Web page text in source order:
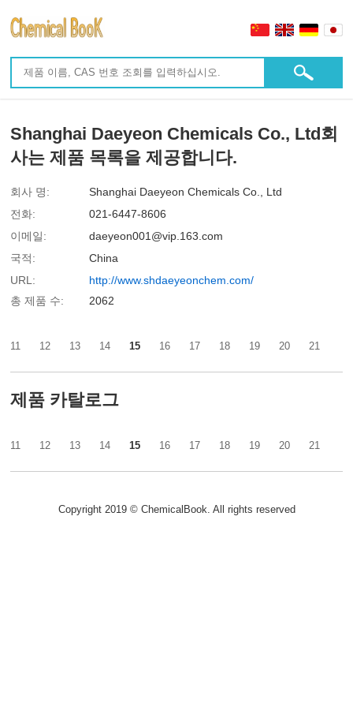
Shanghai Daeyeon Chemicals Co., Ltd회
사는 제품 목록을 제공합니다.
회사 명:
Shanghai Daeyeon Chemicals Co., Ltd
전화:
021-6447-8606
이메일:
daeyeon001@vip.163.com
국적:
China
URL:
http://www.shdaeyeonchem.com/
총 제품 수:
2062
11 12 13 14 15 16 17 18 19 20 21
제품 카탈로그
11 12 13 14 15 16 17 18 19 20 21
Copyright 2019 © ChemicalBook. All rights reserved